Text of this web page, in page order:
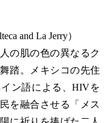
and La Jerry）
の肌の色の異なるク
踏。メキシコの先住
ン語による、HIVを
を融合させる「メス